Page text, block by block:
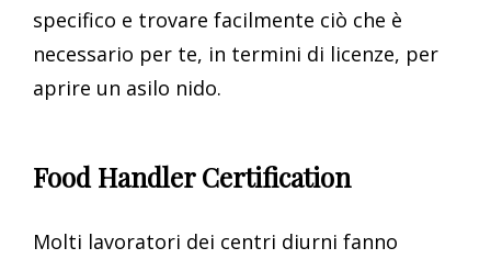
specifico e trovare facilmente ciò che è
necessario per te, in termini di licenze, per
aprire un asilo nido.
Food Handler Certification
Molti lavoratori dei centri diurni fanno